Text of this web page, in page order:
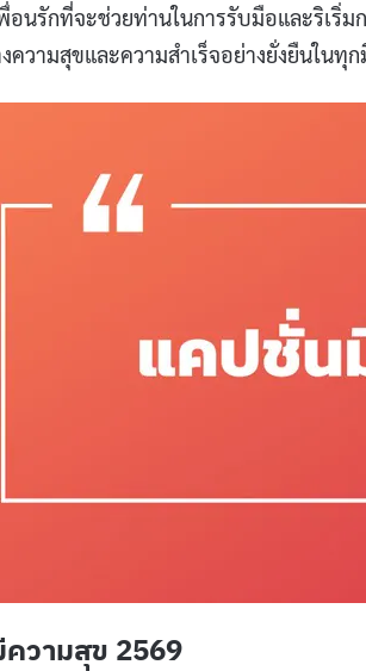
อนรักที่จะช่วยท่านในการรับมือและริเ
ความสุขและความสำเร็จอย่างยั่งยืนในทุ
วามสุข 2569